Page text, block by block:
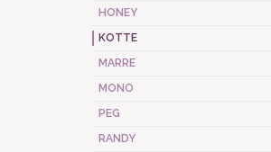
HONEY
KOTTE
MARRE
MONO
PEG
RANDY